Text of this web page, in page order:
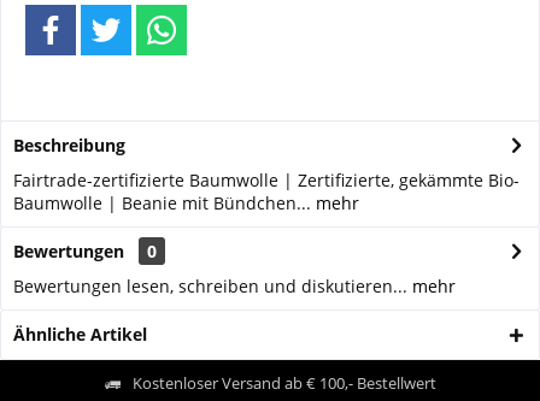
Beschreibung
Fairtrade-zertifizierte Baumwolle | Zertifizierte, gekämmte Bio-
Baumwolle | Beanie mit Bündchen... mehr
Bewertungen
0
Bewertungen lesen, schreiben und diskutieren... mehr
Ähnliche Artikel
Kostenloser Versand ab € 100,- Bestellwert